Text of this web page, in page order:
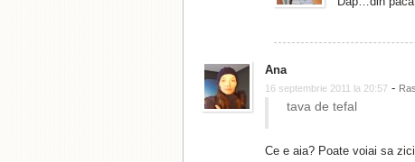
Ana
16 septembrie 2011 la 20:57 -
tava de tefal
Ce e aia? Poate voiai sa